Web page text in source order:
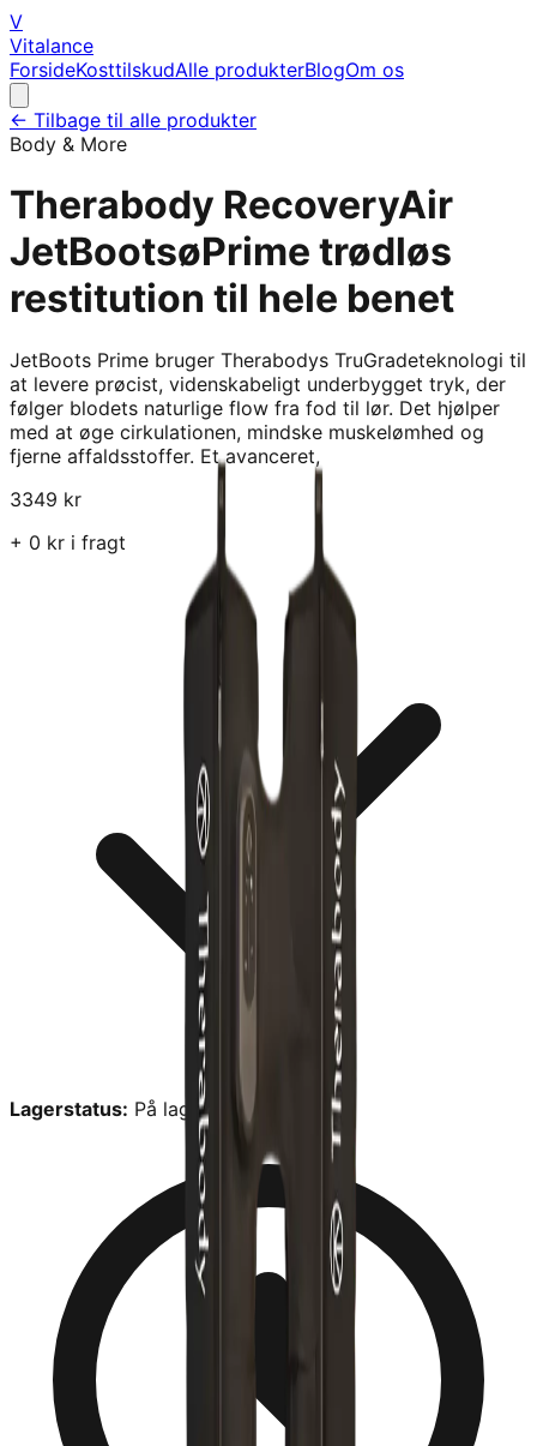
V
Vitalance
ForsideKosttilskudAlle produkterBlogOm os
← Tilbage til alle produkter
Body & More
Therabody RecoveryAir
JetBootsøPrime trødløs
restitution til hele benet
JetBoots Prime bruger Therabodys TruGradeteknologi til
at levere prøcist, videnskabeligt underbygget tryk, der
følger blodets naturlige flow fra fod til lør. Det hjølper
med at øge cirkulationen, mindske muskelømhed og
fjerne affaldsstoffer. Et avanceret,
3349 kr
+ 0 kr i fragt
Lagerstatus: På lager